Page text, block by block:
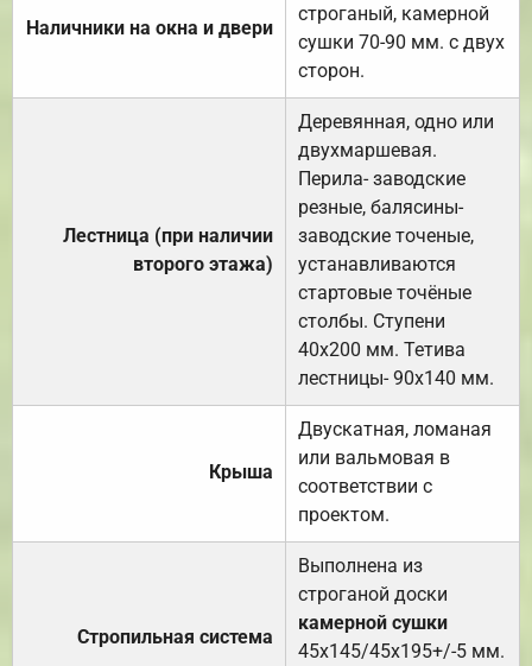
Наличники на окна и двери
строганый, камерной
сушки 70-90 мм. с двух
сторон.
Лестница (при наличии
второго этажа)
Деревянная, одно или
двухмаршевая.
Перила- заводские
резные, балясины-
заводские точеные,
устанавливаются
стартовые точёные
столбы. Ступени
40х200 мм. Тетива
лестницы- 90х140 мм.
Крыша
Двускатная, ломаная
или вальмовая в
соответствии с
проектом.
Стропильная система
Выполнена из
строганой доски
камерной сушки
45х145/45х195+/-5 мм.